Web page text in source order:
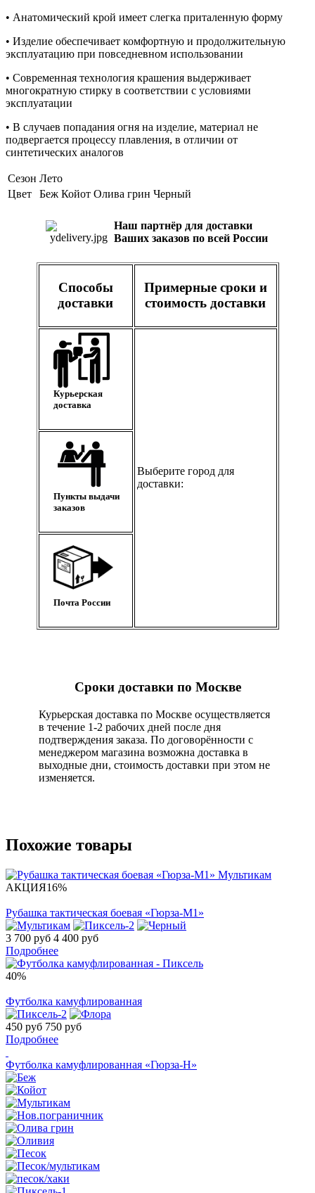
• Анатомический крой имеет слегка приталенную форму
• Изделие обеспечивает комфортную и продолжительную
эксплуатацию при повседневном использовании
• Современная технология крашения выдерживает
многократную стирку в соответствии с условиями
эксплуатации
• В случаев попадания огня на изделие, материал не
подвергается процессу плавления, в отличии от
синтетических аналогов
Сезон Лето
Цвет
Беж Койот Олива грин Черный
Наш партнёр для доставки
Ваших заказов по всей России
Способы
доставки
Примерные сроки и
стоимость доставки
Курьерская
доставка
Выберите город для
доставки:
Пункты выдачи
заказов
Почта России
Сроки доставки по Москве
Курьерская доставка по Москве осуществляется
в течение 1-2 рабочих дней после дня
подтверждения заказа. По договорённости с
менеджером магазина возможна доставка в
выходные дни, стоимость доставки при этом не
изменяется.
Похожие товары
АКЦИЯ16%
Рубашка тактическая боевая «Гюрза-М1»
3 700 руб 4 400 руб
Подробнее
40%
Футболка камуфлированная
450 руб 750 руб
Подробнее
Футболка камуфлированная «Гюрза-Н»